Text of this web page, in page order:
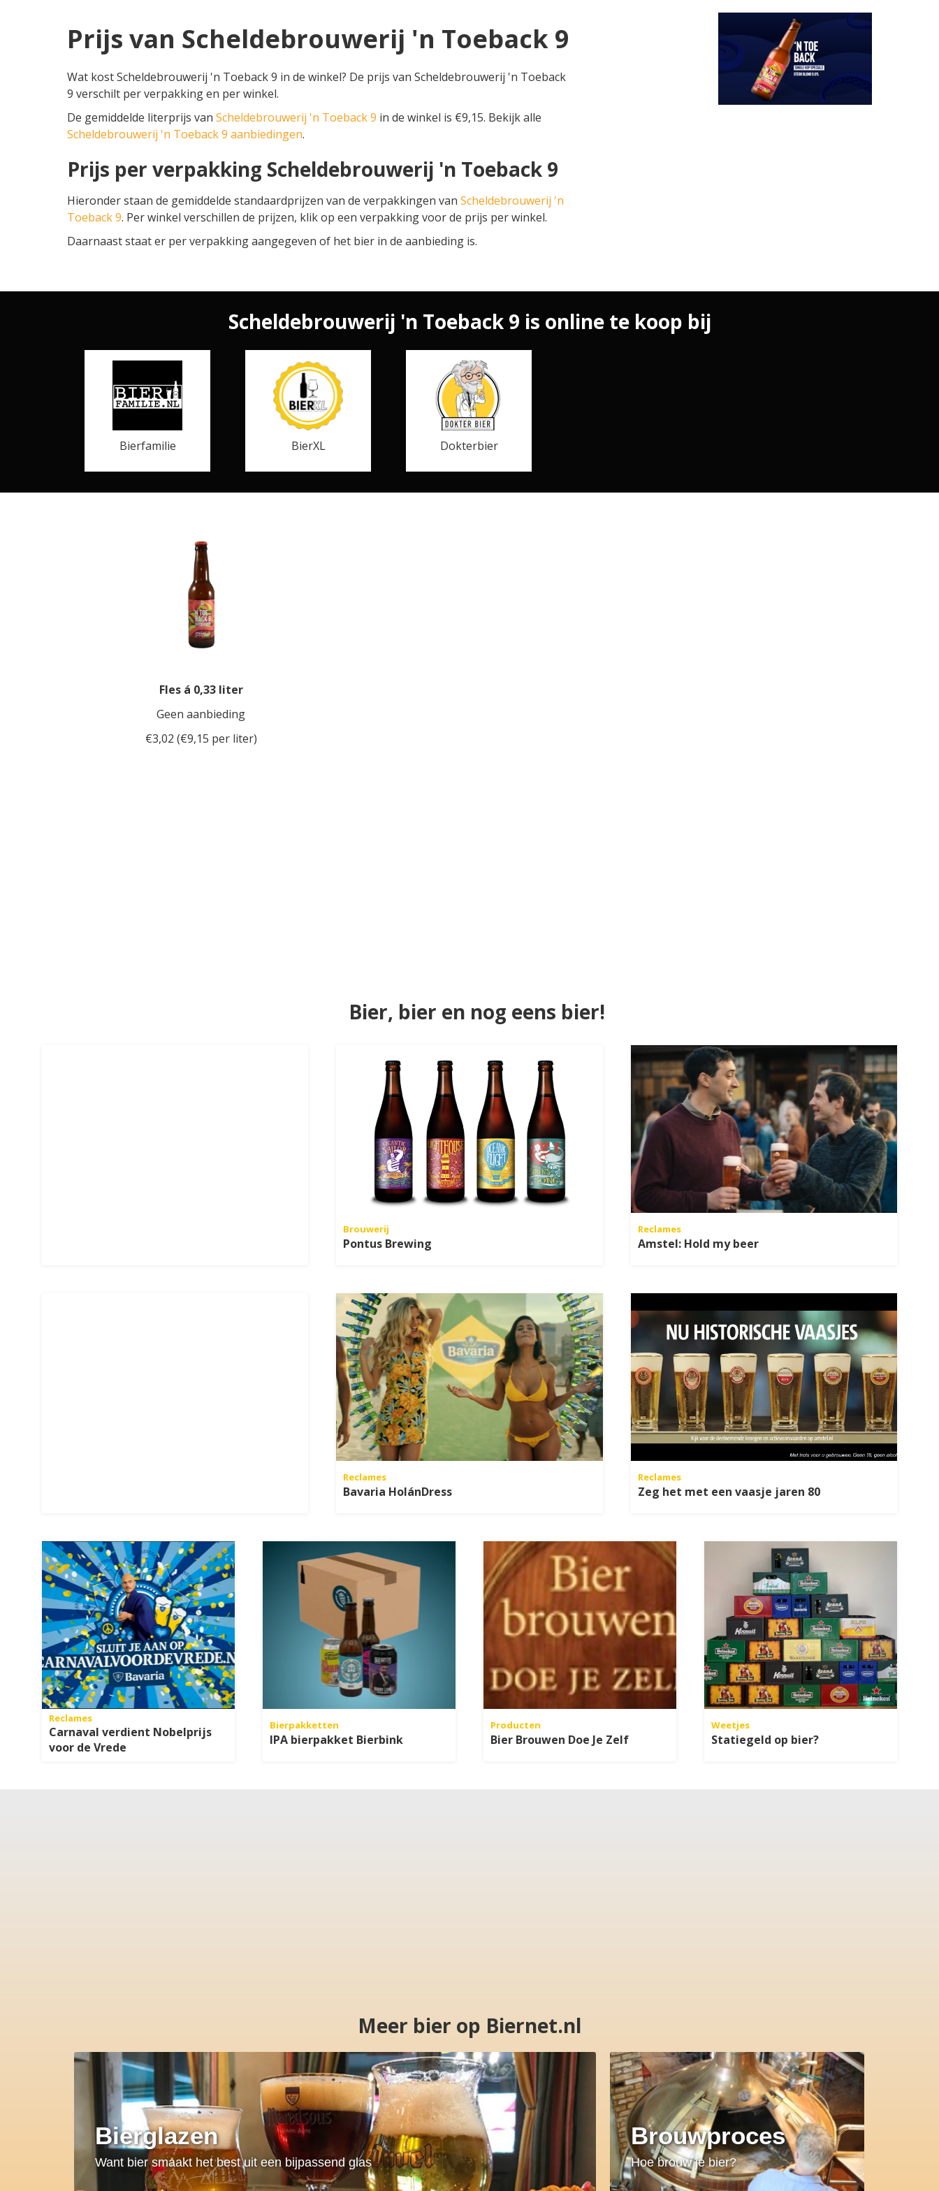
Prijs van Scheldebrouwerij 'n Toeback 9
Wat kost Scheldebrouwerij 'n Toeback 9 in de winkel? De prijs van Scheldebrouwerij 'n Toeback
9 verschilt per verpakking en per winkel.
De gemiddelde literprijs van Scheldebrouwerij 'n Toeback 9 in de winkel is €9,15. Bekijk alle
Scheldebrouwerij 'n Toeback 9 aanbiedingen.
Prijs per verpakking Scheldebrouwerij 'n Toeback 9
Hieronder staan de gemiddelde standaardprijzen van de verpakkingen van Scheldebrouwerij 'n
Toeback 9. Per winkel verschillen de prijzen, klik op een verpakking voor de prijs per winkel.
Daarnaast staat er per verpakking aangegeven of het bier in de aanbieding is.
Scheldebrouwerij 'n Toeback 9 is online te koop bij
Bierfamilie BierXL Dokterbier
Fles á 0,33 liter
Geen aanbieding
€3,02 (€9,15 per liter)
Bier, bier en nog eens bier!
Brouwerij
Pontus Brewing
Reclames
Amstel: Hold my beer
Reclames
Bavaria HolánDress
Reclames
Zeg het met een vaasje jaren 80
Reclames
Carnaval verdient Nobelprijs
voor de Vrede
Bierpakketten
IPA bierpakket Bierbink
Producten
Bier Brouwen Doe Je Zelf
Weetjes
Statiegeld op bier?
Meer bier op Biernet.nl
Bierglazen
Want bier smaakt het best uit een bijpassend glas
Brouwproces
Hoe brouw je bier?